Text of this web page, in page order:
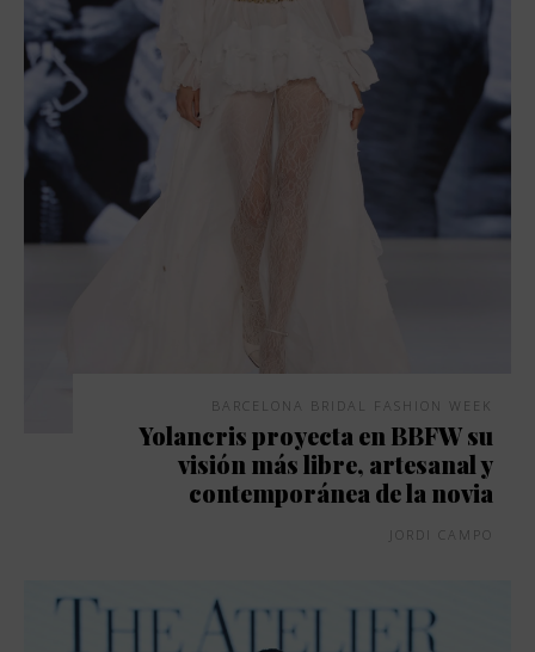
BARCELONA BRIDAL FASHION WEEK
Yolancris proyecta en BBFW su
visión más libre, artesanal y
contemporánea de la novia
JORDI CAMPO